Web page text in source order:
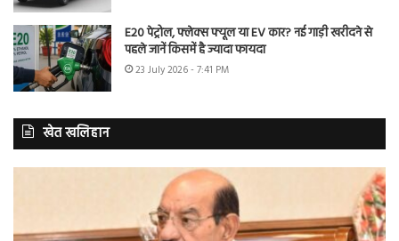
E20 पेट्रोल, फ्लेक्स फ्यूल या EV कार? नई गाड़ी खरीदने से
पहले जानें किसमें है ज्यादा फायदा
23 July 2026 - 7:41 PM
खेत खलिहान